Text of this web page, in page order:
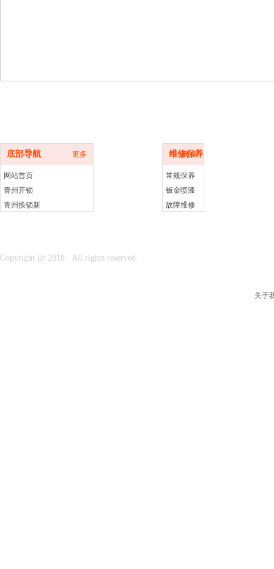
底部导航 更多
网站首页
青州开锁
青州换锁新
配汽车钥匙
维修保养
更多
常规保养
钣金喷漆
故障维修
Copyright @ 2018 . All rights reserved.
关于